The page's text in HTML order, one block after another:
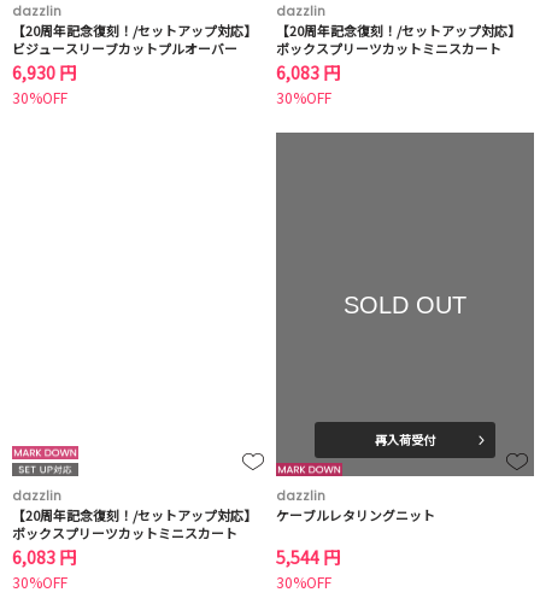
dazzlin
【20周年記念復刻！/セットアップ対応】
ビジュースリーブカットプルオーバー
6,930 円
30%OFF
dazzlin
【20周年記念復刻！/セットアップ対応】
ボックスプリーツカットミニスカート
6,083 円
30%OFF
dazzlin
【20周年記念復刻！/セットアップ対応】
ボックスプリーツカットミニスカート
6,083 円
30%OFF
SOLD OUT
再入荷受付
dazzlin
ケーブルレタリングニット
5,544 円
30%OFF